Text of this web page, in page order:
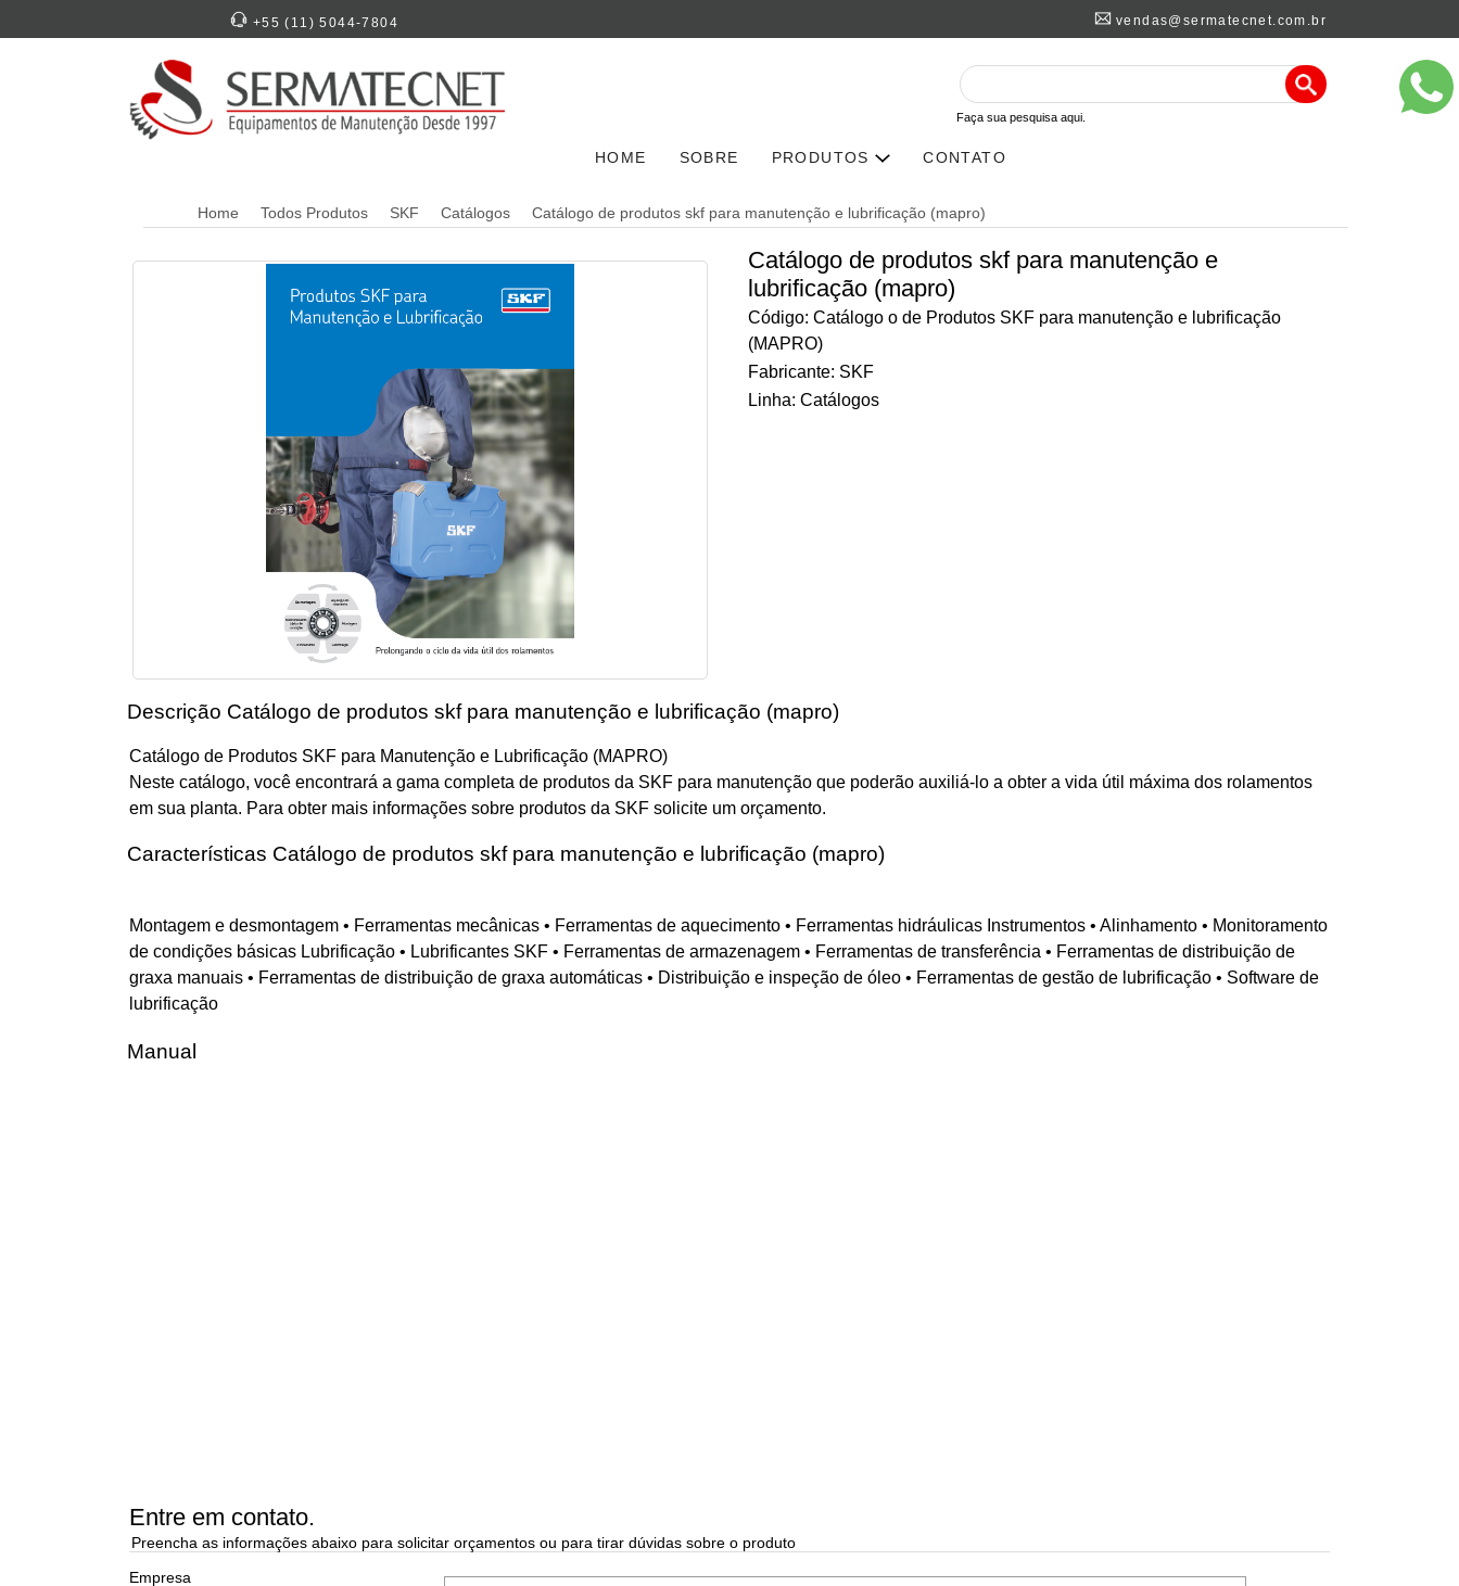
+55 (11) 5044-7804 vendas@sermatecnet.com.br
Faça sua pesquisa aqui.
HOME SOBRE PRODUTOS CONTATO
Home Todos Produtos SKF Catálogos Catálogo de produtos skf para manutenção e lubrificação (mapro)
Catálogo de produtos skf para manutenção e
lubrificação (mapro)
Código: Catálogo o de Produtos SKF para manutenção e lubrificação
(MAPRO)
Fabricante: SKF
Linha: Catálogos
Descrição Catálogo de produtos skf para manutenção e lubrificação (mapro)
Catálogo de Produtos SKF para Manutenção e Lubrificação (MAPRO)
Neste catálogo, você encontrará a gama completa de produtos da SKF para manutenção que poderão auxiliá-lo a obter a vida útil máxima dos rolamentos
em sua planta. Para obter mais informações sobre produtos da SKF solicite um orçamento.
Características Catálogo de produtos skf para manutenção e lubrificação (mapro)
Montagem e desmontagem • Ferramentas mecânicas • Ferramentas de aquecimento • Ferramentas hidráulicas Instrumentos • Alinhamento • Monitoramento
de condições básicas Lubrificação • Lubrificantes SKF • Ferramentas de armazenagem • Ferramentas de transferência • Ferramentas de distribuição de
graxa manuais • Ferramentas de distribuição de graxa automáticas • Distribuição e inspeção de óleo • Ferramentas de gestão de lubrificação • Software de
lubrificação
Manual
Entre em contato.
Preencha as informações abaixo para solicitar orçamentos ou para tirar dúvidas sobre o produto
Empresa